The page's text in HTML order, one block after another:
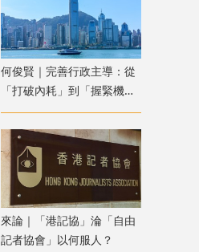
何俊賢｜完善行政主導：從
「打破內耗」到「握緊機
遇」
來論｜「港記協」淪「自由
記者協會」以何服人？